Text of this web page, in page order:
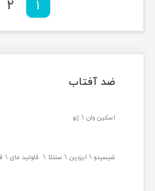
1
2
ضد آفتاب
اسکین وان \ ژنو
شیسیدو \ ایزدین \ سنتلا \ فلوئید مای \